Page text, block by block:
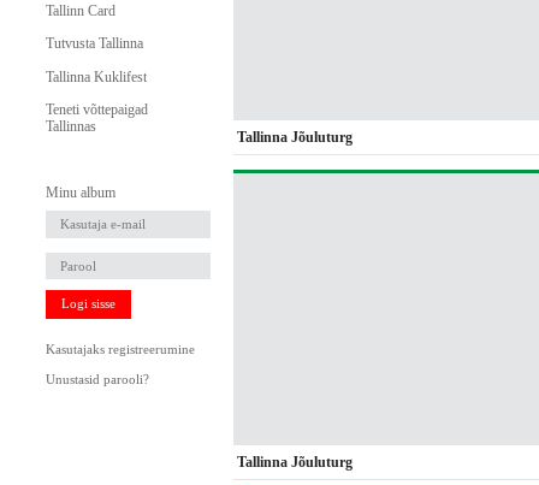
Tallinn Card
Tutvusta Tallinna
Tallinna Kuklifest
Teneti võttepaigad
Tallinnas
Minu album
Logi sisse
Kasutajaks registreerumine
Unustasid parooli?
Tallinna Jõuluturg
Tallinna Jõuluturg